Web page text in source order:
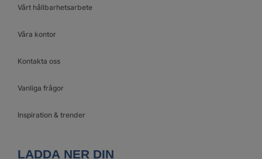
Vårt hållbarhetsarbete
Våra kontor
Kontakta oss
Vanliga frågor
Inspiration & trender